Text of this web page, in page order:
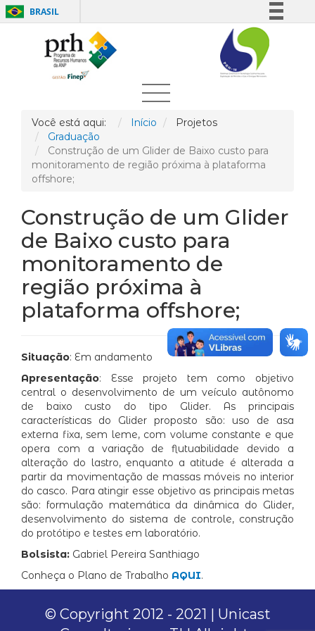
BRASIL
Simplifique!
Comunica BR
Participe
Legislação
Você está aqui: Início
Projetos
Graduação
Construção de um Glider de Baixo custo para
monitoramento de região próxima à plataforma
offshore;
Construção de um Glider
de Baixo custo para
monitoramento de
região próxima à
plataforma offshore;
Situação: Em andamento
Apresentação: Esse projeto tem como objetivo
central o desenvolvimento de um veículo autônomo
de baixo custo do tipo Glider. As principais
características do Glider proposto são: uso de asa
externa fixa, sem leme, com volume constante e que
opera com a variação de flutuabilidade devido a
alteração do lastro, enquanto a atitude é alterada a
partir da movimentação de massas móveis no interior
do casco. Para atingir esse objetivo as principais metas
são: formulação matemática da dinâmica do Glider,
desenvolvimento do sistema de controle, construção
do protótipo e testes em laboratório.
Bolsista: Gabriel Pereira Santhiago
Conheça o Plano de Trabalho AQUI.
© Copyright 2012 - 2021 | Unicast